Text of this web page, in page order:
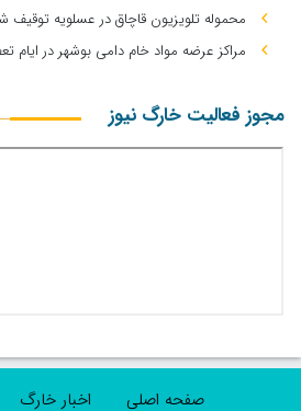
محموله تلویزیون قاچاق در عسلویه توقیف
مراکز عرضه مواد خام دامی بوشهر در ایام
مجوز فعالیت خارگ نیوز
صفحه اصلی اخبار خارگ